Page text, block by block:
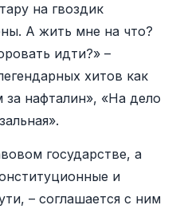
на гвоздик
А жить мне на что?
идти?» –
хитов как
нафталин», «На дело
государстве, а
и
– соглашается с ним